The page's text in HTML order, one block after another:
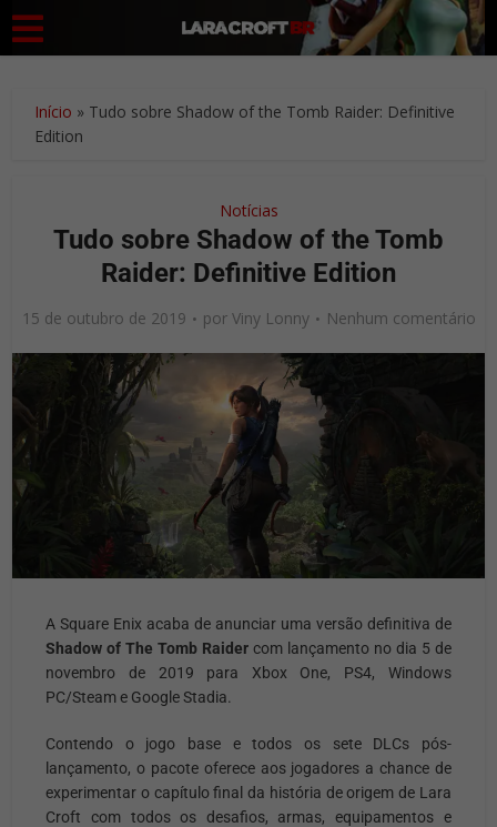
Início » Tudo sobre Shadow of the Tomb Raider: Definitive
Edition
Notícias
Tudo sobre Shadow of the Tomb
Raider: Definitive Edition
15 de outubro de 2019 por Viny Lonny Nenhum comentário
A Square Enix acaba de anunciar uma versão definitiva de
Shadow of The Tomb Raider com lançamento no dia 5 de
novembro de 2019 para Xbox One, PS4, Windows
PC/Steam e Google Stadia.
Contendo o jogo base e todos os sete DLCs pós-
lançamento, o pacote oferece aos jogadores a chance de
experimentar o capítulo final da história de origem de Lara
Croft com todos os desafios, armas, equipamentos e